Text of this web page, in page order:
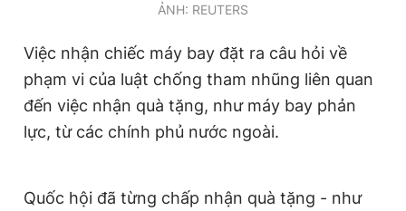
ẢNH: REUTERS
Việc nhận chiếc máy bay đặt ra câu hỏi về
phạm vi của luật chống tham nhũng liên quan
đến việc nhận quà tặng, như máy bay phản
lực, từ các chính phủ nước ngoài.
Quốc hội đã từng chấp nhận quà tặng - như